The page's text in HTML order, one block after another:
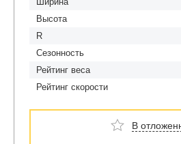
Высота
R
Сезонность
Рейтинг веса
Рейтинг скорости
В